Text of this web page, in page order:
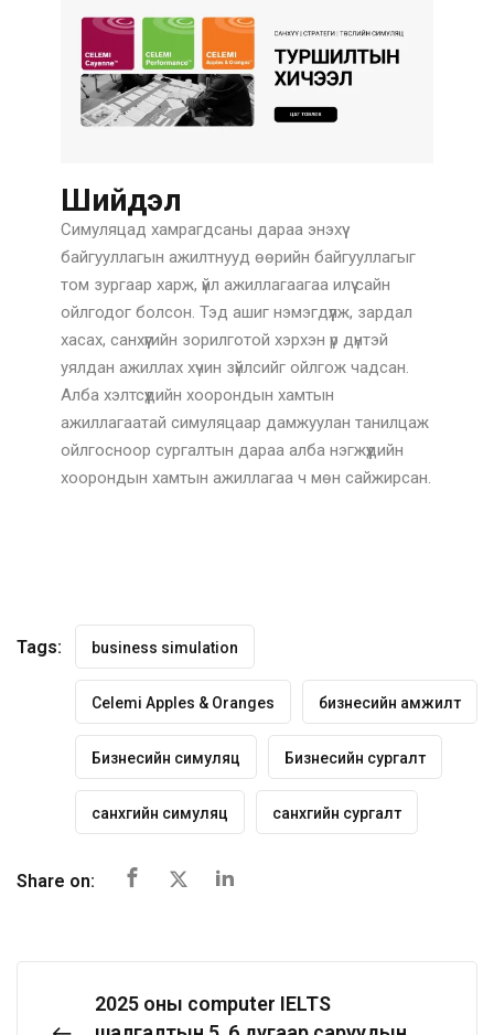
Шийдэл
Симуляцад хамрагдсаны дараа энэхүү
байгууллагын ажилтнууд өөрийн байгууллагыг
том зургаар харж, үйл ажиллагаагаа илүү сайн
ойлгодог болсон. Тэд ашиг нэмэгдүүлж, зардал
хасах, санхүүгийн зорилготой хэрхэн үр дүнтэй
уялдан ажиллах хүчин зүйлсийг ойлгож чадсан.
Алба хэлтсүүдийн хоорондын хамтын
ажиллагаатай симуляцаар дамжуулан танилцаж
ойлгосноор сургалтын дараа алба нэгжүүдийн
хоорондын хамтын ажиллагаа ч мөн сайжирсан.
Tags: business simulation
Celemi Apples & Oranges бизнесийн амжилт
Бизнесийн симуляц Бизнесийн сургалт
санхүүгийн симуляц санхүүгийн сургалт
Share on:
2025 оны computer IELTS